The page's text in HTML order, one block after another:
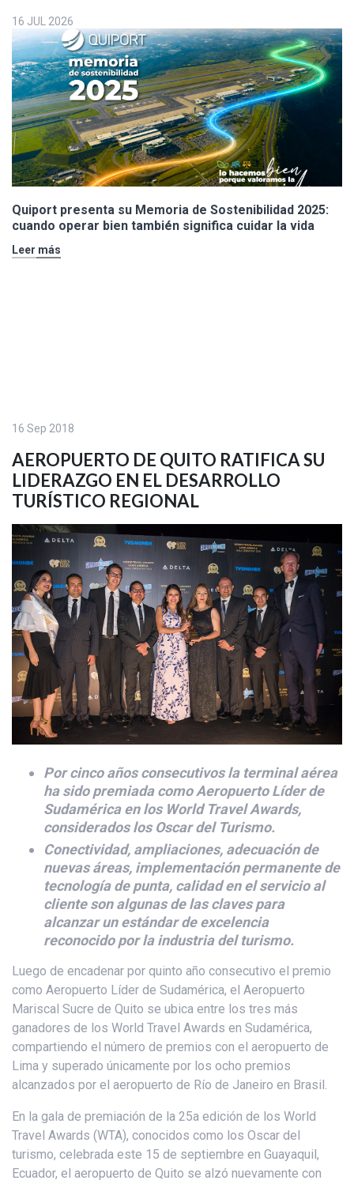
16 JUL 2026
Quiport presenta su Memoria de Sostenibilidad 2025:
cuando operar bien también significa cuidar la vida
Leer más
16 Sep 2018
AEROPUERTO DE QUITO RATIFICA SU
LIDERAZGO EN EL DESARROLLO
TURÍSTICO REGIONAL
Por cinco años consecutivos la terminal aérea
ha sido premiada como Aeropuerto Líder de
Sudamérica en los World Travel Awards,
considerados los Oscar del Turismo.
Conectividad, ampliaciones, adecuación de
nuevas áreas, implementación permanente de
tecnología de punta, calidad en el servicio al
cliente son algunas de las claves para
alcanzar un estándar de excelencia
reconocido por la industria del turismo.
Luego de encadenar por quinto año consecutivo el premio
como Aeropuerto Líder de Sudamérica, el Aeropuerto
Mariscal Sucre de Quito se ubica entre los tres más
ganadores de los World Travel Awards en Sudamérica,
compartiendo el número de premios con el aeropuerto de
Lima y superado únicamente por los ocho premios
alcanzados por el aeropuerto de Río de Janeiro en Brasil.
En la gala de premiación de la 25a edición de los World
Travel Awards (WTA), conocidos como los Oscar del
turismo, celebrada este 15 de septiembre en Guayaquil,
Ecuador, el aeropuerto de Quito se alzó nuevamente con